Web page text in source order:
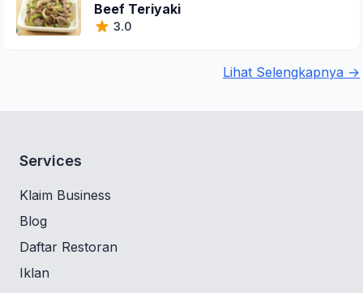
Beef Teriyaki
3.0
Lihat Selengkapnya →
Services
Klaim Business
Blog
Daftar Restoran
Iklan